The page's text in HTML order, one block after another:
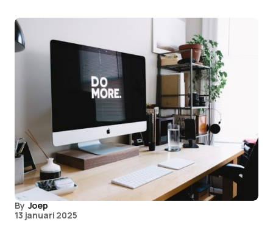
By Joep
13 januari 2025